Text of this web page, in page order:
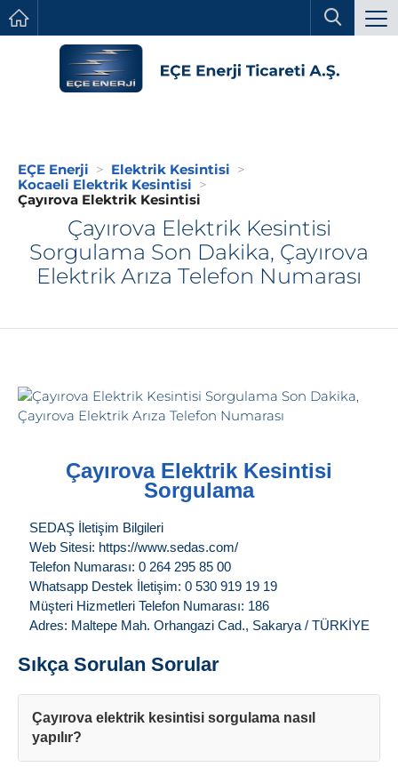
EÇE Enerji
Elektrik Kesintisi
Kocaeli Elektrik Kesintisi
Çayırova Elektrik Kesintisi
Çayırova Elektrik Kesintisi
Sorgulama Son Dakika, Çayırova
Elektrik Arıza Telefon Numarası
Çayırova Elektrik Kesintisi
Sorgulama
SEDAŞ İletişim Bilgileri
Web Sitesi: https://www.sedas.com/
Telefon Numarası: 0 264 295 85 00
Whatsapp Destek İletişim: 0 530 919 19 19
Müşteri Hizmetleri Telefon Numarası: 186
Adres: Maltepe Mah. Orhangazi Cad., Sakarya / TÜRKİYE
Sıkça Sorulan Sorular
Çayırova elektrik kesintisi sorgulama nasıl
yapılır?